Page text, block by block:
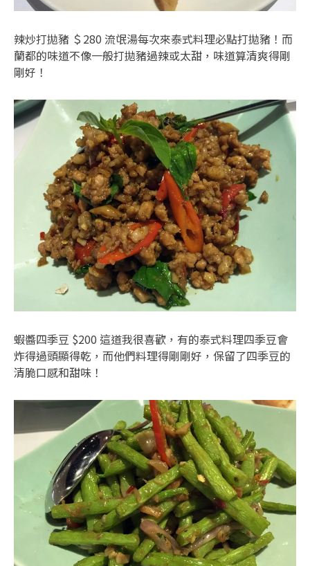
辣炒打拋豬 ＄280 流氓湯每次來泰式料理必點打拋豬！而
蘭都的味道不像一般打拋豬過辣或太甜，味道算清爽得剛
剛好！
蝦醬四季豆 $200 這道我很喜歡，有的泰式料理四季豆會
炸得過頭顯得乾，而他們料理得剛剛好，保留了四季豆的
清脆口感和甜味！